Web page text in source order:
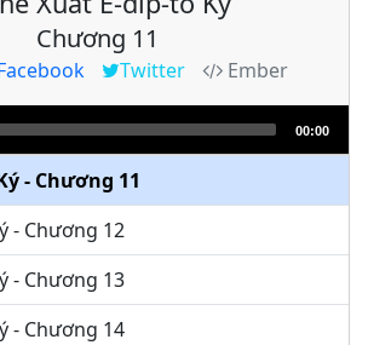
Chương 11
Twitter
Ember
00:00
- Chương 8
- Chương 9
- Chương 10
- Chương 11
- Chương 12
- Chương 13
- Chương 14